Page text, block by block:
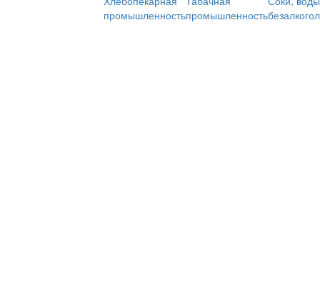
промышленностьпромышленность